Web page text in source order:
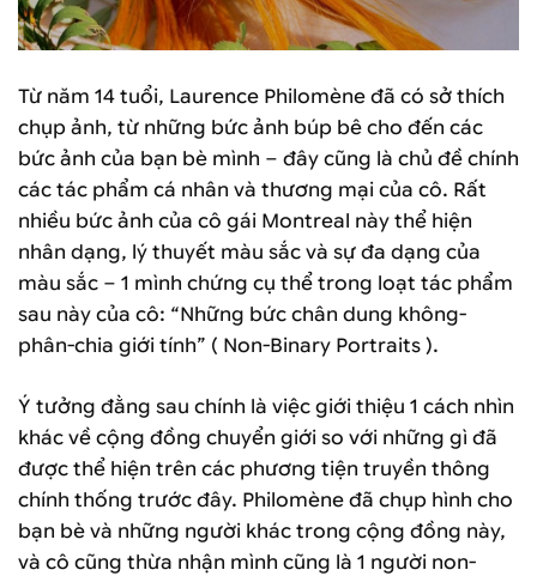
Từ năm 14 tuổi, Laurence Philomène đã có sở thích
chụp ảnh, từ những bức ảnh búp bê cho đến các
bức ảnh của bạn bè mình – đây cũng là chủ đề chính
các tác phẩm cá nhân và thương mại của cô. Rất
nhiều bức ảnh của cô gái Montreal này thể hiện
nhân dạng, lý thuyết màu sắc và sự đa dạng của
màu sắc – 1 mình chứng cụ thể trong loạt tác phẩm
sau này của cô: “Những bức chân dung không-
phân-chia giới tính” ( Non-Binary Portraits ).
Ý tưởng đằng sau chính là việc giới thiệu 1 cách nhìn
khác về cộng đồng chuyển giới so với những gì đã
được thể hiện trên các phương tiện truyền thông
chính thống trước đây. Philomène đã chụp hình cho
bạn bè và những người khác trong cộng đồng này,
và cô cũng thừa nhận mình cũng là 1 người non-